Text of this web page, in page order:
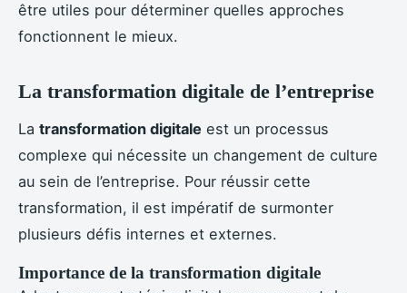
être utiles pour déterminer quelles approches
fonctionnent le mieux.
La transformation digitale de l’entreprise
La transformation digitale est un processus
complexe qui nécessite un changement de culture
au sein de l’entreprise. Pour réussir cette
transformation, il est impératif de surmonter
plusieurs défis internes et externes.
Importance de la transformation digitale